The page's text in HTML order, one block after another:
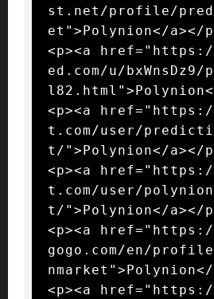
st.net/profile/
et">Polynion</a></
<p><a href="https://
ed.com/u/
<p><a
t.com/user/
t/">Polynion</a></
<p><a
t.com/user/
t/">Polynion</a></
<p><a
gogo.com/en/
nmarket">Polynion</
<p><a